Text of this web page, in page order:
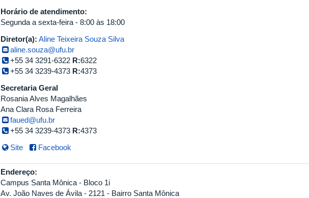
Horário de atendimento:
Segunda a sexta-feira - 8:00 às 18:00
Diretor(a): Aline Teixeira Souza Silva
aline.souza@ufu.br
+55 34 3291-6322 R:6322
+55 34 3239-4373 R:4373
Secretaria Geral
Rosania Alves Magalhães
Ana Clara Rosa Ferreira
faued@ufu.br
+55 34 3239-4373 R:4373
Site
Facebook
Endereço:
Campus Santa Mônica - Bloco 1i
Av. João Naves de Ávila - 2121 - Bairro Santa Mônica